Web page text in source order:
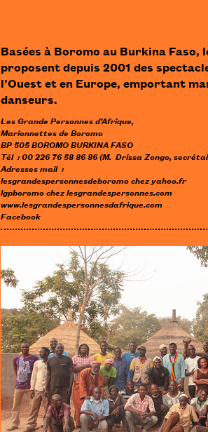
Basées à Boromo au Burkina Faso,
proposent depuis 2001 des
l’Ouest et en Europe, emportant
danseurs.
Les Grande Personnes d’Afrique,
Marionnettes de Boromo
BP 505 BOROMO BURKINA FASO
Tél : 00 226 76 58 86 86 (M. Drissa Zongo,
Adresses mail :
lesgrandespersonnesdeboromochezyahoo.fr
lgpboromochezlesgrandespersonnes.com
www.lesgrandespersonnesdafrique.com
Facebook